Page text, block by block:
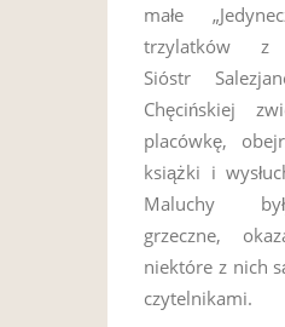
małe
trzylatków z
Sióstr
Chęcińskiej
placówkę,
książki i
Maluchy
grzeczne,
niektóre z nich
czytelnikami.